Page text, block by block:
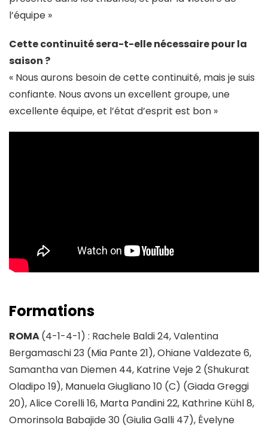
l’équipe »
Cette continuité sera-t-elle nécessaire pour la
saison ?
« Nous aurons besoin de cette continuité, mais je suis
confiante. Nous avons un excellent groupe, une
excellente équipe, et l’état d’esprit est bon »
Formations
ROMA(4-1-4-1) : Rachele Baldi 24, Valentina
Bergamaschi 23 (Mia Pante 21), Ohiane Valdezate 6,
Samantha van Diemen 44, Katrine Veje 2 (Shukurat
Oladipo 19), Manuela Giugliano 10 (C) (Giada Greggi
20), Alice Corelli 16, Marta Pandini 22, Kathrine Kühl 8,
Omorinsola Babajide 30 (Giulia Galli 47), Évelyne